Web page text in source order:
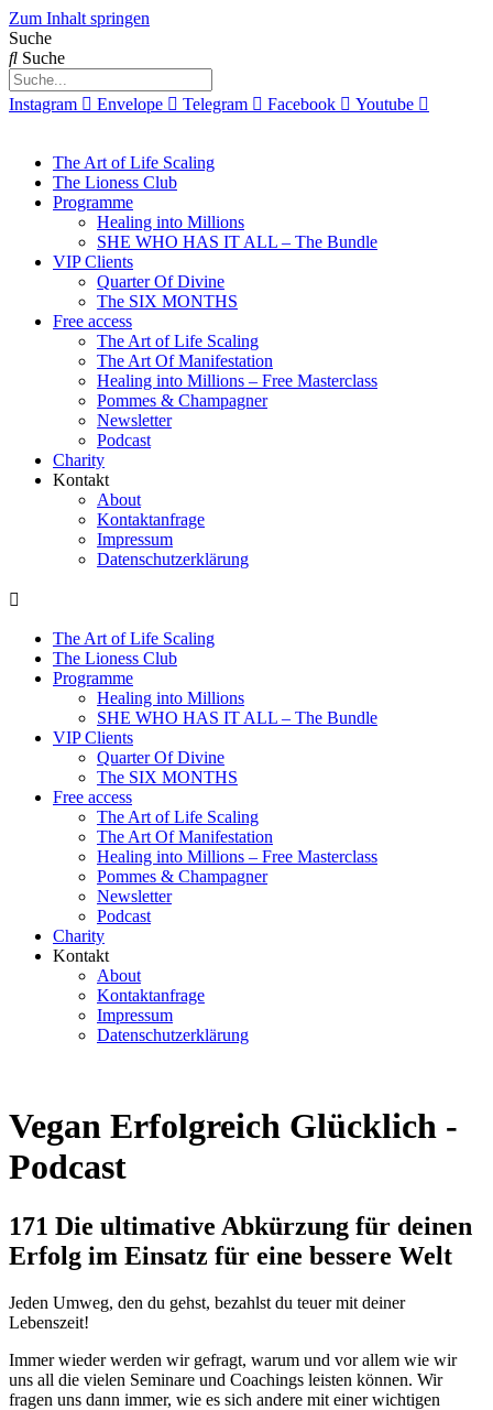
Zum Inhalt springen
Suche
Suche
Instagram Envelope Telegram Facebook Youtube
The Art of Life Scaling
The Lioness Club
Programme
Healing into Millions
SHE WHO HAS IT ALL – The Bundle
VIP Clients
Quarter Of Divine
The SIX MONTHS
Free access
The Art of Life Scaling
The Art Of Manifestation
Healing into Millions – Free Masterclass
Pommes & Champagner
Newsletter
Podcast
Charity
Kontakt
About
Kontaktanfrage
Impressum
Datenschutzerklärung
The Art of Life Scaling
The Lioness Club
Programme
Healing into Millions
SHE WHO HAS IT ALL – The Bundle
VIP Clients
Quarter Of Divine
The SIX MONTHS
Free access
The Art of Life Scaling
The Art Of Manifestation
Healing into Millions – Free Masterclass
Pommes & Champagner
Newsletter
Podcast
Charity
Kontakt
About
Kontaktanfrage
Impressum
Datenschutzerklärung
Vegan Erfolgreich Glücklich -
Podcast
171 Die ultimative Abkürzung für deinen
Erfolg im Einsatz für eine bessere Welt
Jeden Umweg, den du gehst, bezahlst du teuer mit deiner
Lebenszeit!
Immer wieder werden wir gefragt, warum und vor allem wie wir
uns all die vielen Seminare und Coachings leisten können. Wir
fragen uns dann immer, wie es sich andere mit einer wichtigen